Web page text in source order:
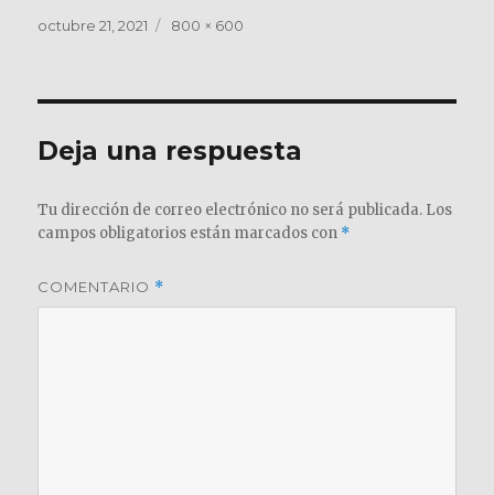
Publicado
octubre 21, 2021
Tamaño
800 × 600
Deja una respuesta
Tu dirección de correo electrónico no será publicada. Los
campos obligatorios están marcados con *
COMENTARIO *